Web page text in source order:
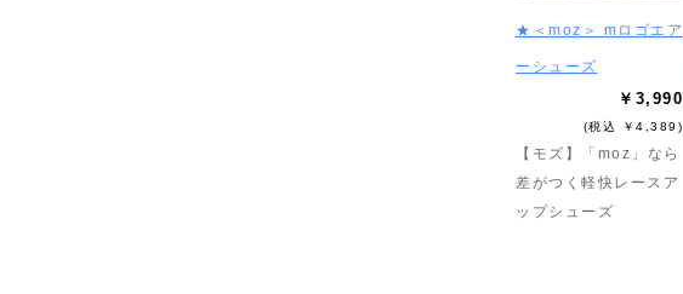
★＜moz＞ mロゴエア
ーシューズ
￥3,990
(税込 ￥4,389)
【モズ】「moz」なら
差がつく軽快レースア
ップシューズ